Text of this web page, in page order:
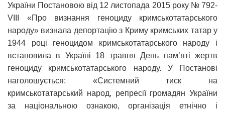
України Постановою від 12 листопада 2015 року № 792-
VIII «Про визнання геноциду кримськотатарського
народу» визнала депортацію з Криму кримських татар у
1944 році геноцидом кримськотатарського народу і
встановила в Україні 18 травня День пам’яті жертв
геноциду кримськотатарського народу. У Постанові
наголошується: «Системний тиск на
кримськотатарський народ, репресії громадян України
за національною ознакою, організація етнічно і